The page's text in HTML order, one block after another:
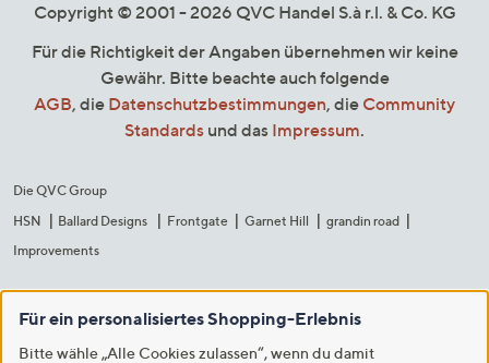
Copyright © 2001 - 2026 QVC Handel S.à r.l. & Co. KG
Für die Richtigkeit der Angaben übernehmen wir keine
Gewähr. Bitte beachte auch folgende
AGB, die Datenschutzbestimmungen, die Community
Standards und das Impressum.
Die QVC Group
HSN
Ballard Designs Frontgate Garnet Hill
grandin road
Improvements
Für ein personalisiertes Shopping-Erlebnis
Bitte wähle „Alle Cookies zulassen“, wenn du damit